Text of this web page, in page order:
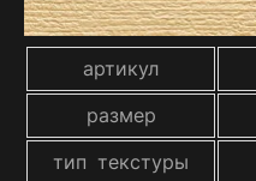
артикул
размер
тип текстуры